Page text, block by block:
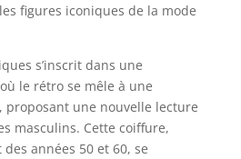
figures iconiques de la mode
s’inscrit dans une
le rétro se mêle à une
proposant une nouvelle lecture
masculins. Cette coiffure,
années 50 et 60, se